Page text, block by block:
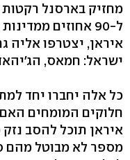
מחזיק בארסנל רקטות
ל-90 אחוזים
איראן, יצטרפו אליה
ישראל: חמאס,
כל אלה יחברו יחד
חלוקים המומחים
איראן תוכל להסב
מספר לא מבוטל מהם